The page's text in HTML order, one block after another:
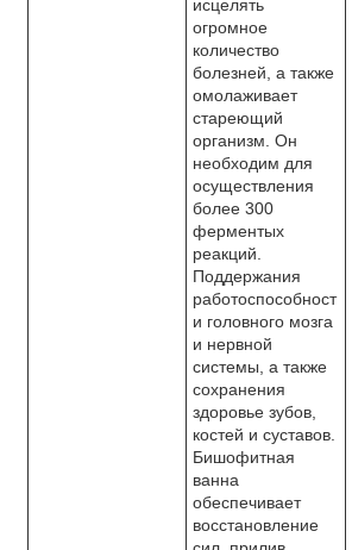
исцелять
огромное
количество
болезней, а также
омолаживает
стареющий
организм. Он
необходим для
осуществления
более 300
ферментых
реакций.
Поддержания
работоспособност
и головного мозга
и нервной
системы, а также
сохранения
здоровье зубов,
костей и суставов.
Бишофитная
ванна
обеспечивает
восстановление